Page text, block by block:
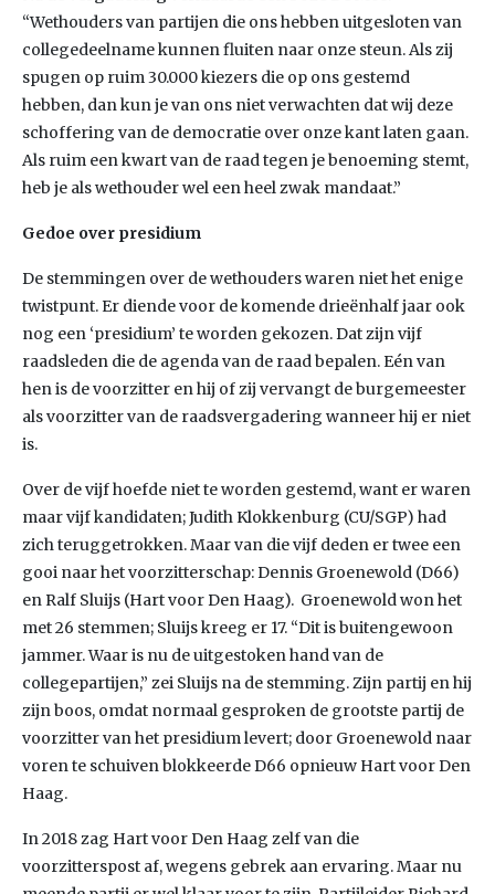
“Wethouders van partijen die ons hebben uitgesloten van
collegedeelname kunnen fluiten naar onze steun. Als zij
spugen op ruim 30.000 kiezers die op ons gestemd
hebben, dan kun je van ons niet verwachten dat wij deze
schoffering van de democratie over onze kant laten gaan.
Als ruim een kwart van de raad tegen je benoeming stemt,
heb je als wethouder wel een heel zwak mandaat.”
Gedoe over presidium
De stemmingen over de wethouders waren niet het enige
twistpunt. Er diende voor de komende drieënhalf jaar ook
nog een ‘presidium’ te worden gekozen. Dat zijn vijf
raadsleden die de agenda van de raad bepalen. Eén van
hen is de voorzitter en hij of zij vervangt de burgemeester
als voorzitter van de raadsvergadering wanneer hij er niet
is.
Over de vijf hoefde niet te worden gestemd, want er waren
maar vijf kandidaten; Judith Klokkenburg (CU/SGP) had
zich teruggetrokken. Maar van die vijf deden er twee een
gooi naar het voorzitterschap: Dennis Groenewold (D66)
en Ralf Sluijs (Hart voor Den Haag). Groenewold won het
met 26 stemmen; Sluijs kreeg er 17. “Dit is buitengewoon
jammer. Waar is nu de uitgestoken hand van de
collegepartijen,” zei Sluijs na de stemming. Zijn partij en hij
zijn boos, omdat normaal gesproken de grootste partij de
voorzitter van het presidium levert; door Groenewold naar
voren te schuiven blokkeerde D66 opnieuw Hart voor Den
Haag.
In 2018 zag Hart voor Den Haag zelf van die
voorzitterspost af, wegens gebrek aan ervaring. Maar nu